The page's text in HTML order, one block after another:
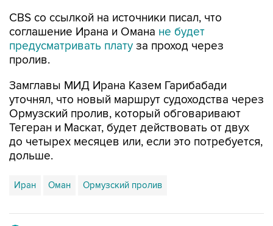
CBS со ссылкой на источники писал, что
соглашение Ирана и Омана не будет
предусматривать плату за проход через
пролив.
Замглавы МИД Ирана Казем Гарибабади
уточнял, что новый маршрут судоходства через
Ормузский пролив, который обговаривают
Тегеран и Маскат, будет действовать от двух
до четырех месяцев или, если это потребуется,
дольше.
Иран Оман Ормузский пролив